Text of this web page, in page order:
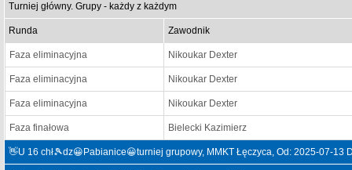
Turniej główny. Grupy - każdy z każdym
Runda Zawodnik
Faza eliminacyjna Nikoukar Dexter
Faza eliminacyjna Nikoukar Dexter
Faza eliminacyjna Nikoukar Dexter
Faza finałowa Bielecki Kazimierz
👋U 16 chł🎾dz😀Pabianice😀turniej grupowy, MMKT Łęczyca, Od: 2025-07-13